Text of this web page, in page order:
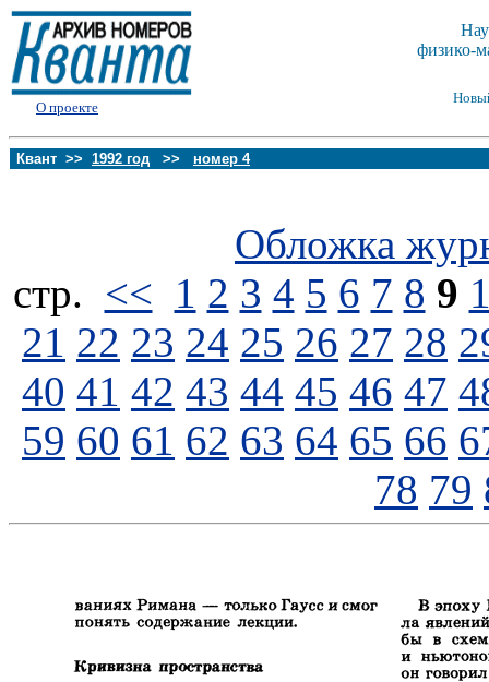
О проекте
физико-
Квант >> 1992 год >> номер 4
Обложка
стp. << 1 2 3 4 5 6 7 8 9
21 22 23 24 25 26 27 28
40 41 42 43 44 45 46 47
59 60 61 62 63 64 65 66
78 79